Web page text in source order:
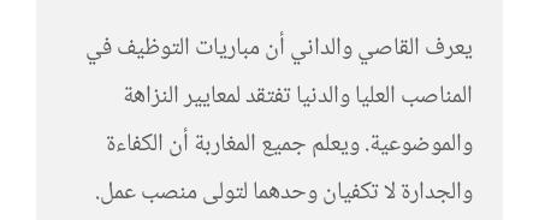
يعرف القاصي والداني أن مباريات التوظيف في
المناصب العليا والدنيا تفتقد لمعايير النزاهة
والموضوعية. ويعلم جميع المغاربة أن الكفاءة
والجدارة لا تكفيان وحدهما لتولى منصب عمل.